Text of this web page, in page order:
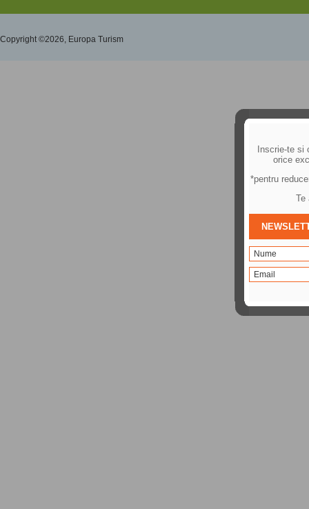
Copyright ©2026, Europa Turism